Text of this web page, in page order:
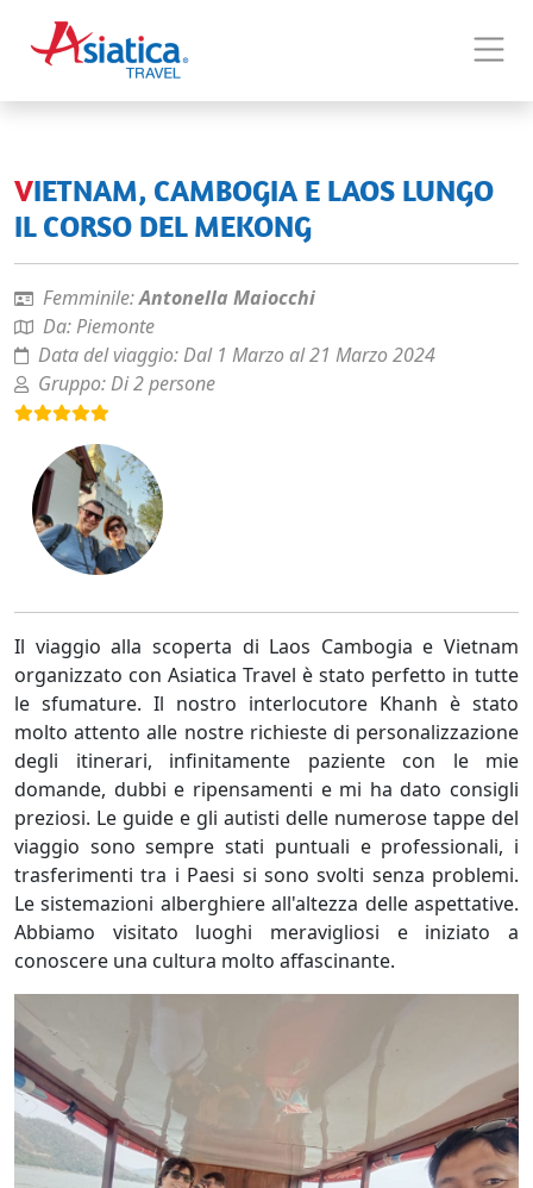
VIETNAM, CAMBOGIA E LAOS LUNGO
IL CORSO DEL MEKONG
Femminile:Antonella Maiocchi
Da:Piemonte
Data del viaggio:Dal 1 Marzo al 21 Marzo 2024
Gruppo:Di 2 persone
Il viaggio alla scoperta di Laos Cambogia e Vietnam
organizzato con Asiatica Travel è stato perfetto in tutte
le sfumature. Il nostro interlocutore Khanh è stato
molto attento alle nostre richieste di personalizzazione
degli itinerari, infinitamente paziente con le mie
domande, dubbi e ripensamenti e mi ha dato consigli
preziosi. Le guide e gli autisti delle numerose tappe del
viaggio sono sempre stati puntuali e professionali, i
trasferimenti tra i Paesi si sono svolti senza problemi.
Le sistemazioni alberghiere all'altezza delle aspettative.
Abbiamo visitato luoghi meravigliosi e iniziato a
conoscere una cultura molto affascinante.